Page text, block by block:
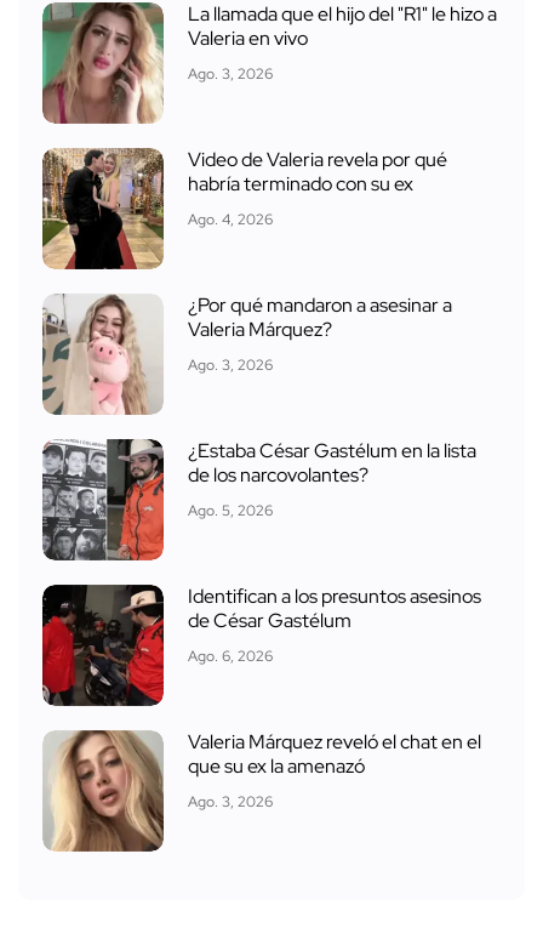
La llamada que el hijo del "R1" le hizo a
Valeria en vivo
Ago. 3, 2026
Video de Valeria revela por qué
habría terminado con su ex
Ago. 4, 2026
¿Por qué mandaron a asesinar a
Valeria Márquez?
Ago. 3, 2026
¿Estaba César Gastélum en la lista
de los narcovolantes?
Ago. 5, 2026
Identifican a los presuntos asesinos
de César Gastélum
Ago. 6, 2026
Valeria Márquez reveló el chat en el
que su ex la amenazó
Ago. 3, 2026